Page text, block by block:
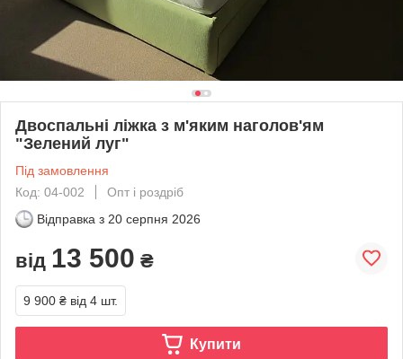
Двоспальні ліжка з м'яким наголов'ям
"Зелений луг"
Під замовлення
Код: 04-002
Опт і роздріб
Відправка з 20 серпня 2026
від 13 500 ₴
9 900 ₴ від 4 шт.
Купити